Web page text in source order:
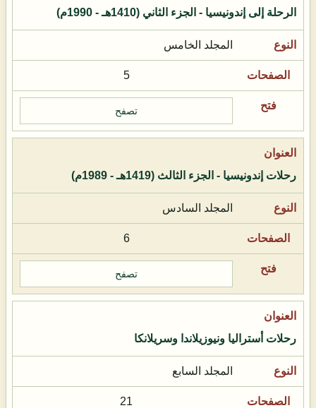
الرحلة إلى إندونيسيا - الجزء الثاني (1410هـ - 1990م)
المجلد الخامس
5
تصفح
رحلات إندونيسيا - الجزء الثالث (1419هـ - 1989م)
المجلد السادس
6
تصفح
رحلات أستراليا ونيوزيلاندا وسريلانكا
المجلد السابع
21